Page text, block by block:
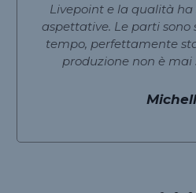
Livepoint e la qualità
aspettative. Le parti sono
tempo, perfettamente
produzione non è mai